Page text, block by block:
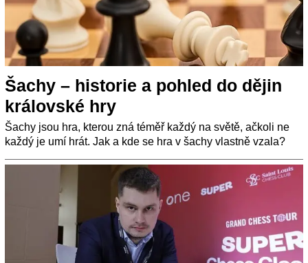
Šachy –⁠⁠⁠⁠⁠⁠ historie a pohled do dějin
královské hry
Šachy jsou hra, kterou zná téměř každý na světě, ačkoli ne
každý je umí hrát. Jak a kde se hra v šachy vlastně vzala?